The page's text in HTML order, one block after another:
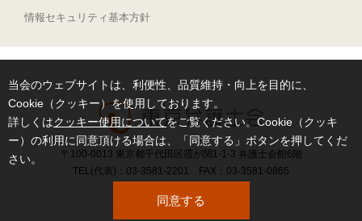
当会のウェブサイトは、利便性、品質維持・向上を目的に、
Cookie（クッキー）を使用しております。
詳しくはクッキー使用についてをご覧ください。Cookie（クッキ
ー）の利用に同意頂ける場合は、「同意する」ボタンを押してくだ
さい。
同意する
情報セキュリティ基本方針
〒100-0013 東京都千代田区霞が関1-1-3 弁護士会館6階
TEL(代表)：03-3581-2201 FAX：03-3581-0865